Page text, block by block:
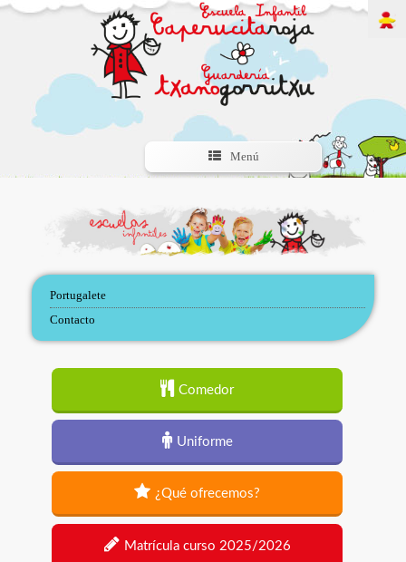
Menú
Portugalete
Contacto
Comedor
Uniforme
¿Qué ofrecemos?
Matrícula curso 2025/2026